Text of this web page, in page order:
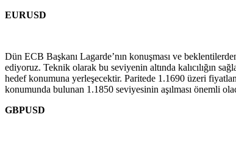
EURUSD
Dün ECB Başkanı Lagarde’nın konuşması ve
ediyoruz. Teknik olarak bu seviyenin altında kalıcılığın
hedef konumuna yerleşecektir. Paritede 1.1690 üzeri
konumunda bulunan 1.1850 seviyesinin aşılması önemli
GBPUSD